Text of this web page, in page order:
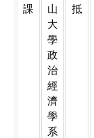
課
山
大
學
政
治
經
濟
學
系
抵